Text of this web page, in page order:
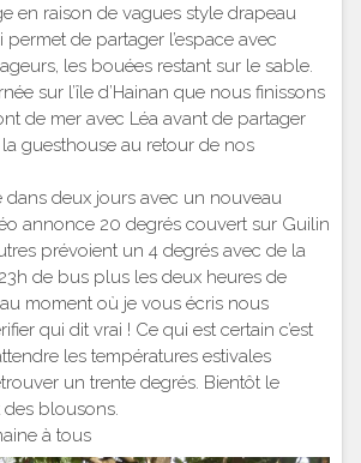
en raison de vagues style drapeau
de partager l’espace avec
les bouées restant sur le sable.
sur l’île d’Hainan que nous finissons
de mer avec Léa avant de partager
guesthouse au retour de nos
dans deux jours avec un nouveau
annonce 20 degrés couvert sur Guilin
prévoient un 4 degrés avec de la
de bus plus les deux heures de
moment où je vous écris nous
qui dit vrai ! Ce qui est certain c’est
les températures estivales
un trente degrés. Bientôt le
blousons.
à tous